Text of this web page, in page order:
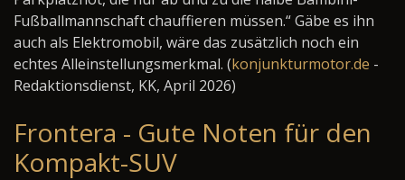
Fußballmannschaft chauffieren müssen.“ Gäbe es ihn
auch als Elektromobil, wäre das zusätzlich noch ein
echtes Alleinstellungsmerkmal. (konjunkturmotor.de -
Redaktionsdienst, KK, April 2026)
Frontera - Gute Noten für den
Kompakt-SUV